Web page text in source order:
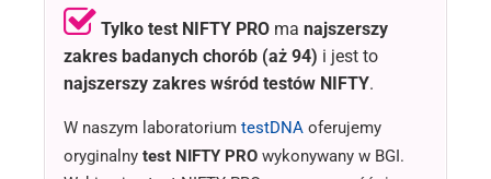
Tylko test NIFTY PRO ma najszerszy
zakres badanych chorób (aż 94) i jest to
najszerszy zakres wśród testów NIFTY.
W naszym laboratorium testDNA oferujemy
oryginalny test NIFTY PRO wykonywany w BGI.